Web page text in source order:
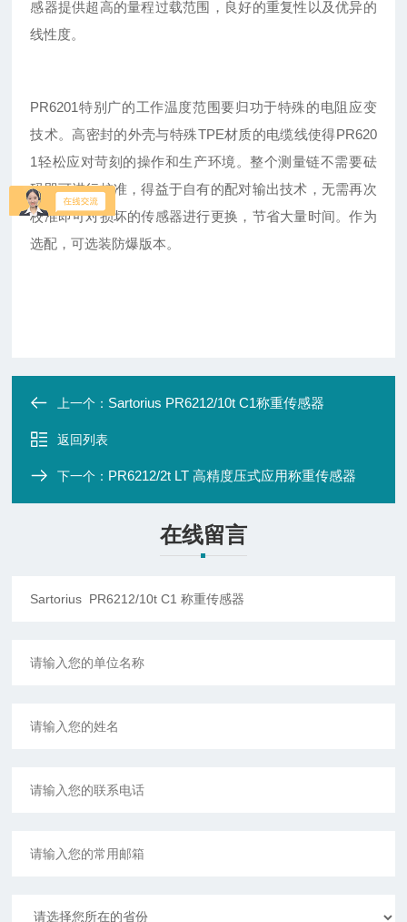
感器提供超高的量程过载范围，良好的重复性以及优异的
线性度。
PR6201特别广的工作温度范围要归功于特殊的电阻应变
技术。高密封的外壳与特殊TPE材质的电缆线使得PR620
1轻松应对苛刻的操作和生产环境。整个测量链不需要砝
码即可进行校准，得益于自有的配对输出技术，无需再次
校准即可对损坏的传感器进行更换，节省大量时间。作为
选配，可选装防爆版本。
上一个： Sartorius PR6212/10t C1称重传感器
返回列表
下一个： PR6212/2t LT 高精度压式应用称重传感器
在线留言